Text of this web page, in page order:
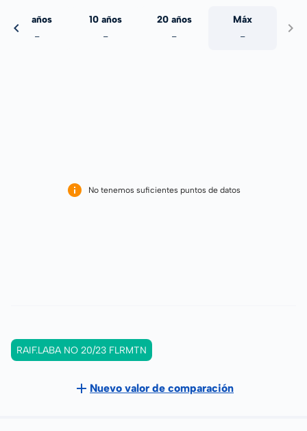
5 años
-
10 años
-
20 años
-
Máx
-
No tenemos suficientes puntos de datos
RAIF.LABA NO 20/23 FLRMTN
Nuevo valor de comparación